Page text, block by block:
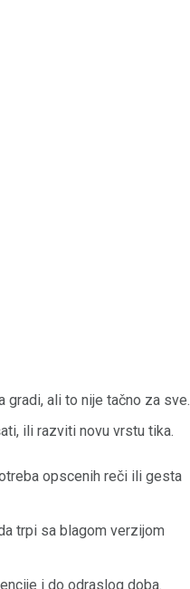
gradi, ali to nije tačno za sve.
ili razviti novu vrstu tika.
opscenih reči ili gesta
trpi sa blagom verzijom
i do odraslog doba.